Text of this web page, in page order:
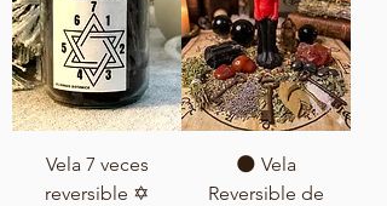
Vela 7 veces
reversible ✡️
🌑 Vela
Reversible de